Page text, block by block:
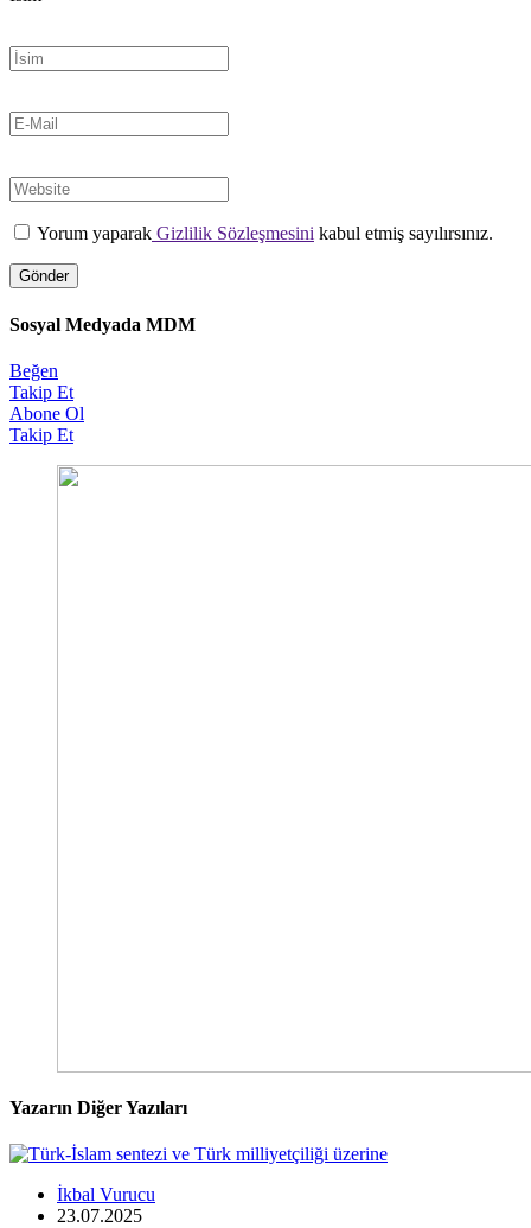
Yorum yaparak Gizlilik Sözleşmesini kabul etmiş sayılırsınız.
Sosyal Medyada MDM
Beğen
Takip Et
Abone Ol
Takip Et
Yazarın Diğer Yazıları
İkbal Vurucu
23.07.2025